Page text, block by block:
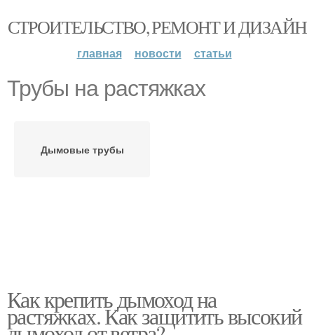
СТРОИТЕЛЬСТВО, РЕМОНТ И ДИЗАЙН
главная новости статьи
Трубы на растяжках
Дымовые трубы
Как крепить дымоход на
растяжках. Как защитить высокий